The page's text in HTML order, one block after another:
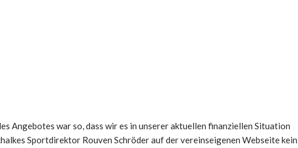
Angebotes war so, dass wir es in unserer aktuellen finanziellen Situation
Sportdirektor Rouven Schröder auf der vereinseigenen Webseite kein